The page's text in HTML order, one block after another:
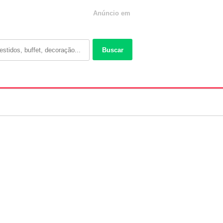
Anúncio em
Buscar